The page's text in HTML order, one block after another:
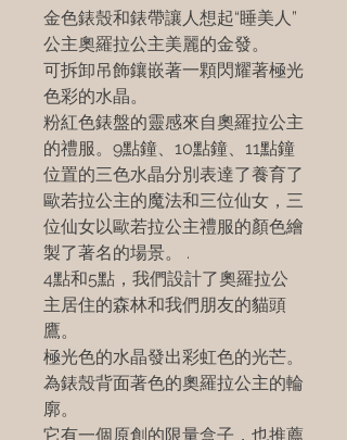
金色錶殼和錶帶讓人想起“睡美人”
公主奧羅拉公主美麗的金發。
可拆卸吊飾鑲嵌著一顆閃耀著極光
色彩的水晶。
粉紅色錶盤的靈感來自奧羅拉公主
的禮服。9點鐘、10點鐘、11點鐘
位置的三色水晶分別表達了養育了
歐若拉公主的魔法和三位仙女，三
位仙女以歐若拉公主禮服的顏色繪
製了著名的場景。 .
4點和5點，我們設計了奧羅拉公
主居住的森林和我們朋友的貓頭
鷹。
極光色的水晶發出彩虹色的光芒。
為錶殼背面著色的奧羅拉公主的輪
廓。
它有一個原創的限量盒子，也推薦